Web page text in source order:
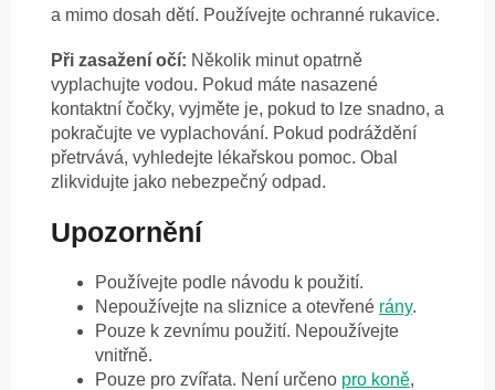
a mimo dosah dětí. Používejte ochranné rukavice.
Při zasažení očí: Několik minut opatrně
vyplachujte vodou. Pokud máte nasazené
kontaktní čočky, vyjměte je, pokud to lze snadno, a
pokračujte ve vyplachování. Pokud podráždění
přetrvává, vyhledejte lékařskou pomoc. Obal
zlikvidujte jako nebezpečný odpad.
Upozornění
Používejte podle návodu k použití.
Nepoužívejte na sliznice a otevřené rány.
Pouze k zevnímu použití. Nepoužívejte
vnitřně.
Pouze pro zvířata. Není určeno pro koně,